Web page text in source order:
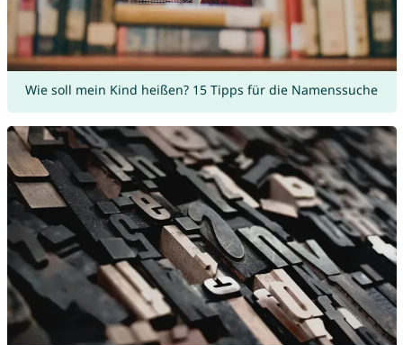
Wie soll mein Kind heißen? 15 Tipps für die Namenssuche